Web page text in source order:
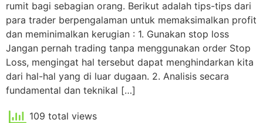
rumit bagi sebagian orang. Berikut adalah tips-tips dari
para trader berpengalaman untuk memaksimalkan profit
dan meminimalkan kerugian : 1. Gunakan stop loss
Jangan pernah trading tanpa menggunakan order Stop
Loss, mengingat hal tersebut dapat menghindarkan kita
dari hal-hal yang di luar dugaan. 2. Analisis secara
fundamental dan teknikal […]
109 total views